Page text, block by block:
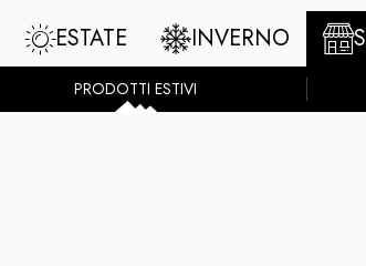
ESTATE INVERNO
PRODOTTI ESTIVI